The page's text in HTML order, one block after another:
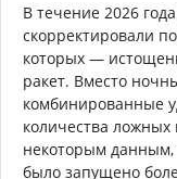
В течение 2026
скорректировали
которых —
ракет. Вместо
комбинированные
количества
некоторым данным,
было запущено